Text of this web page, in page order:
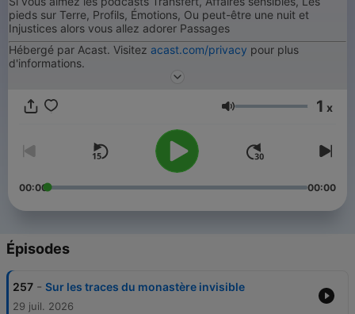
pieds sur Terre, Profils, Émotions, Ou peut-être une nuit et
Injustices alors vous allez adorer Passages
Hébergé par Acast. Visitez acast.com/privacy pour plus
d'informations.
Volume 1 x
00:00 00:00
Épisodes
257 - Sur les traces du monastère invisible
29 juil. 2026